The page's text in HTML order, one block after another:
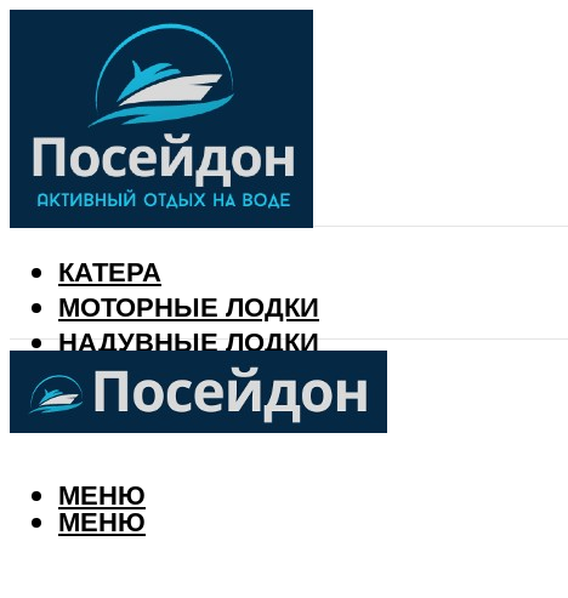
КАТЕРА
МОТОРНЫЕ ЛОДКИ
НАДУВНЫЕ ЛОДКИ
РЫБАЛКА
КАЛЕНДАРЬ РЫБАКА
МЕНЮ
МЕНЮ